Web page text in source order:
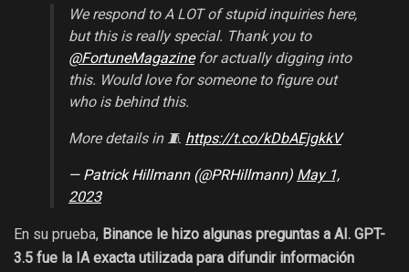
We respond to A LOT of stupid inquiries here,
but this is really special. Thank you to
@FortuneMagazinefor actually digging into
this. Would love for someone to figure out
who is behind this.
More details in 🧵 https://t.co/kDbAEjgkkV
— Patrick Hillmann (@PRHillmann) May 1,
2023
En su prueba, Binance le hizo algunas preguntas a AI. GPT-
3.5 fue la IA exacta utilizada para difundir información